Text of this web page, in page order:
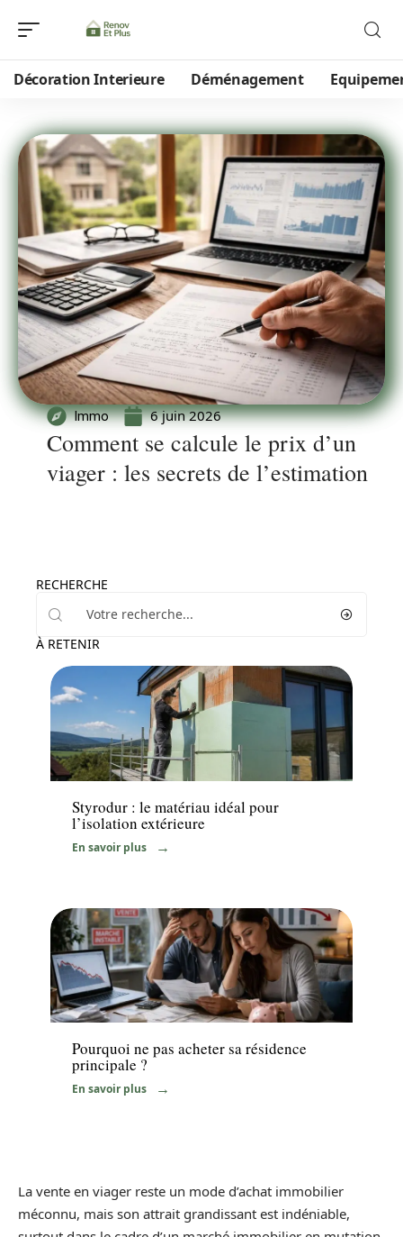
Décoration Interieure Déménagement
Immo 6 juin 2026
Comment se calcule le prix d’un
viager : les secrets de l’estimation
RECHERCHE
À RETENIR
Travaux
Styrodur : le matériau idéal pour
l’isolation extérieure
En savoir plus
Immo
Pourquoi ne pas acheter sa résidence
principale ?
En savoir plus
La vente en viager reste un mode d’achat immobilier
méconnu, mais son attrait grandissant est indéniable,